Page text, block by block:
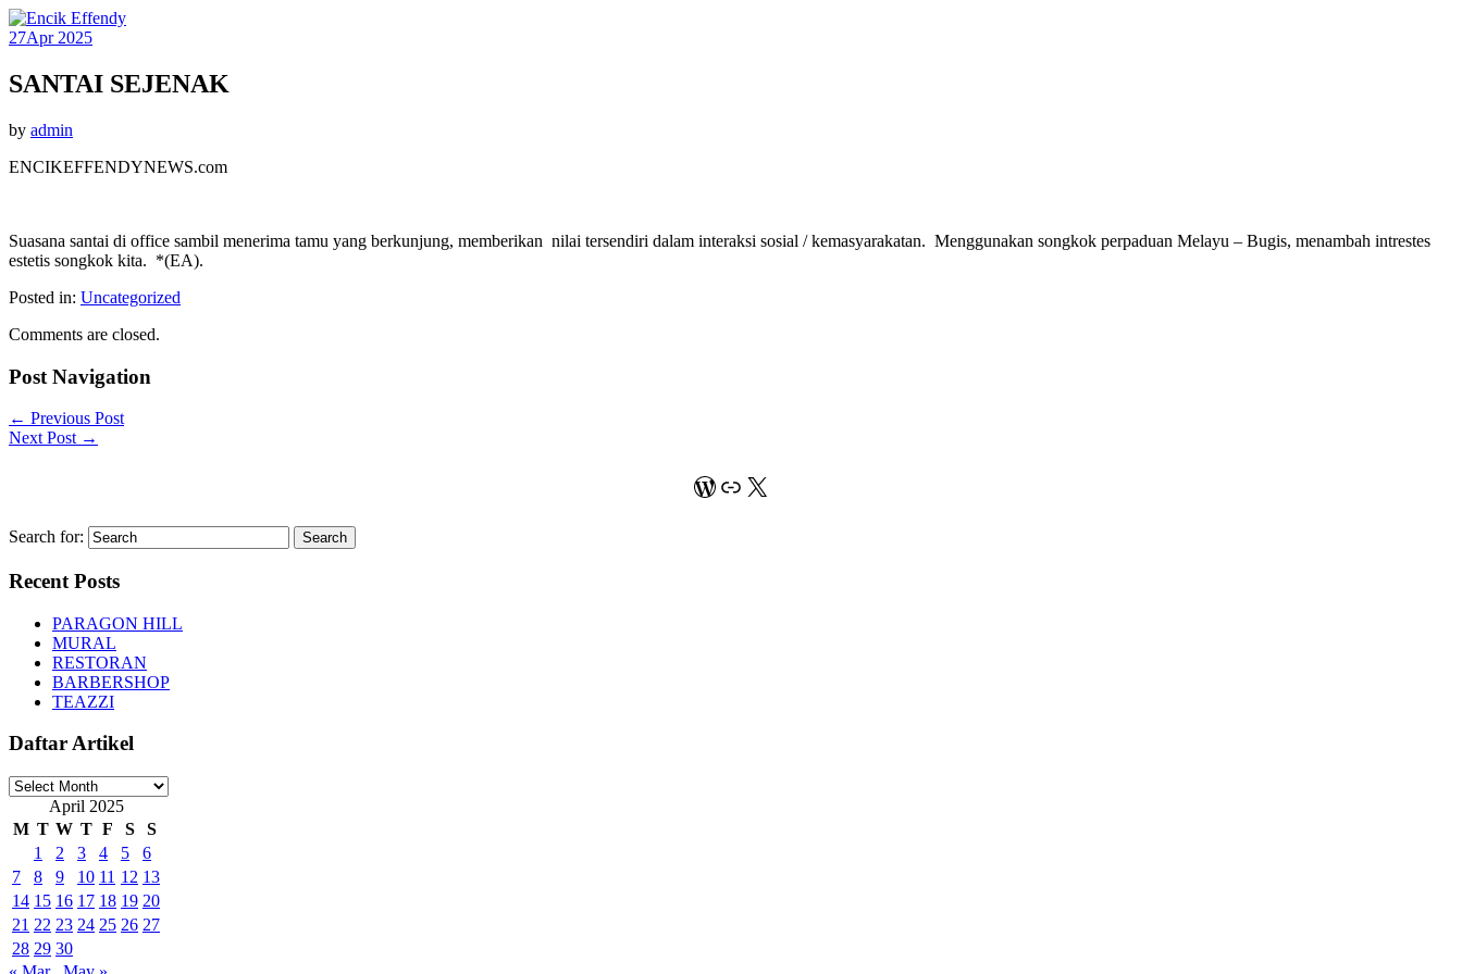
27Apr 2025
SANTAI SEJENAK
by admin
ENCIKEFFENDYNEWS.com
Suasana santai di office sambil menerima tamu yang berkunjung, memberikan nilai tersendiri dalam interaksi sosial / kemasyarakatan. Menggunakan songkok perpaduan Melayu – Bugis, menambah intrestes
estetis songkok kita. *(EA).
Posted in: Uncategorized
Comments are closed.
Post Navigation
← Previous Post
Next Post →
WordPress
Link
X
Search for:
Recent Posts
PARAGON HILL
MURAL
RESTORAN
BARBERSHOP
TEAZZI
Daftar Artikel
Daftar
ArtikelApril 2025
M T W T F S
S
1
2 3 4 5
6
7
8 9 10 11 12 13
14 15 16 17 18 19 20
21 22 23 24 25 26 27
28 29 30